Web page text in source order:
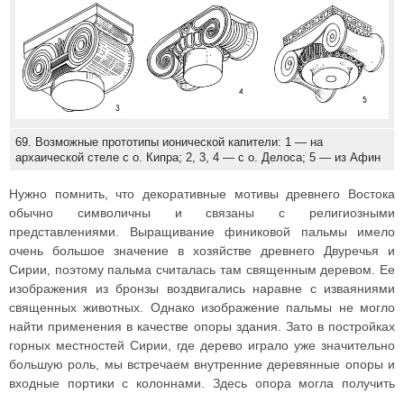
69. Возможные прототипы ионической капители: 1 — на
архаической стеле с о. Кипра; 2, 3, 4 — с о. Делоса; 5 — из Афин
Нужно помнить, что декоративные мотивы древнего Востока
обычно символичны и связаны с религиозными
представлениями. Выращивание финиковой пальмы имело
очень большое значение в хозяйстве древнего Двуречья и
Сирии, поэтому пальма считалась там священным деревом. Ее
изображения из бронзы воздвигались наравне с изваяниями
священных животных. Однако изображение пальмы не могло
найти применения в качестве опоры здания. Зато в постройках
горных местностей Сирии, где дерево играло уже значительно
большую роль, мы встречаем внутренние деревянные опоры и
входные портики с колоннами. Здесь опора могла получить